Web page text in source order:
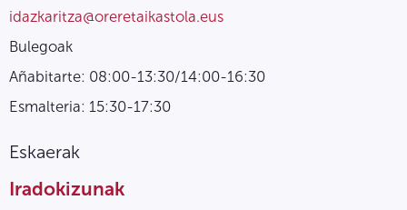
idazkaritza@oreretaikastola.eus
Bulegoak
Añabitarte: 08:00-13:30/14:00-16:30
Esmalteria: 15:30-17:30
Eskaerak
Iradokizunak